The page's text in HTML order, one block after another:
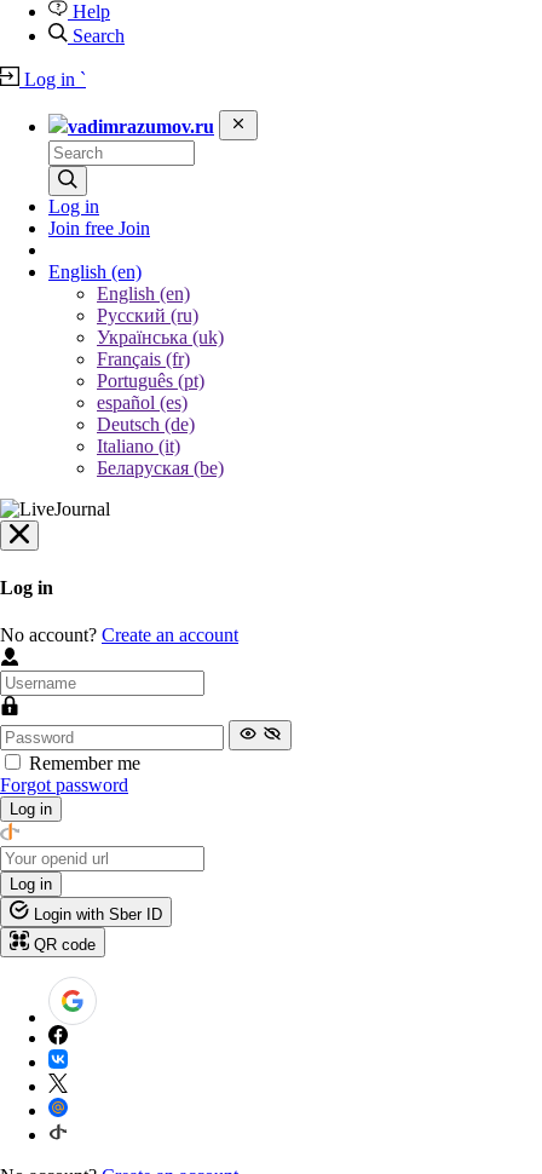
Help
Search
Log in `
vadimrazumov.ru
Log in
Join free Join
English (en)
English (en)
Русский (ru)
Українська (uk)
Français (fr)
Português (pt)
español (es)
Deutsch (de)
Italiano (it)
Беларуская (be)
Log in
No account? Create an account
Remember me
Forgot password
Log in
Log in
Login with Sber ID
QR code